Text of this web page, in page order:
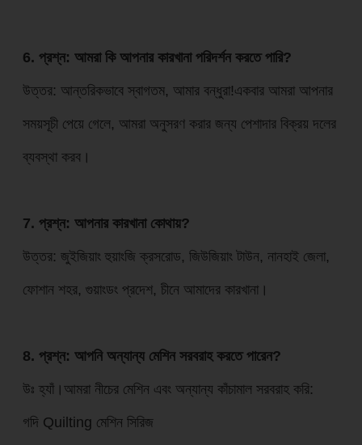
6. প্রশ্ন: আমরা কি আপনার কারখানা পরিদর্শন করতে পারি?
উত্তর: আন্তরিকভাবে স্বাগতম, আমার বন্ধুরা!একবার আমরা আপনার
সময়সূচী পেয়ে গেলে, আমরা অনুসরণ করার জন্য পেশাদার বিক্রয় দলের
ব্যবস্থা করব।
7. প্রশ্ন: আপনার কারখানা কোথায়?
উত্তর: জুইজিয়াং হুয়াংজি ক্রসরোড, জিউজিয়াং টাউন, নানহাই জেলা,
ফোশান শহর, গুয়াংডং প্রদেশ, চীনে আমাদের কারখানা।
8. প্রশ্ন: আপনি অন্যান্য মেশিন সরবরাহ করতে পারেন?
উঃ হ্যাঁ।আমরা নীচের মেশিন এবং অন্যান্য কাঁচামাল সরবরাহ করি:
গদি Quilting মেশিন সিরিজ